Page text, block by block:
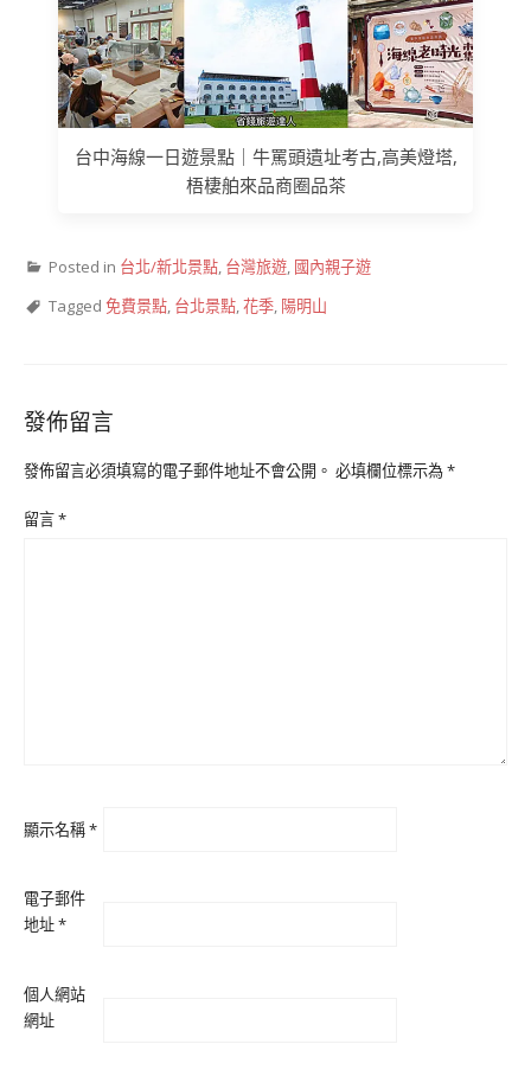
台中海線一日遊景點｜牛罵頭遺址考古,高美燈塔,
梧棲舶來品商圈品茶
Posted in 台北/新北景點, 台灣旅遊, 國內親子遊
Tagged 免費景點, 台北景點,花季, 陽明山
發佈留言
發佈留言必須填寫的電子郵件地址不會公開。 必填欄位標示為*
留言*
顯示名稱*
電子郵件
地址*
個人網站
網址